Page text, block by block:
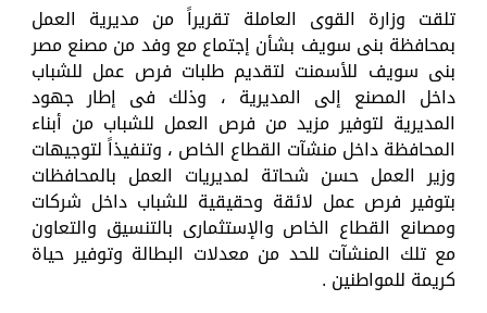
تلقت وزارة القوى العاملة تقريراً من مديرية العمل
بمحافظة بنى سويف بشأن إجتماع مع وفد من مصنع مصر
بنى سويف للأسمنت لتقديم طلبات فرص عمل للشباب
داخل المصنع إلى المديرية ، وذلك فى إطار جهود
المديرية لتوفير مزيد من فرص العمل للشباب من أبناء
المحافظة داخل منشآت القطاع الخاص ، وتنفيذاً لتوجيهات
وزير العمل حسن شحاتة لمديريات العمل بالمحافظات
بتوفير فرص عمل لائقة وحقيقية للشباب داخل شركات
ومصانع القطاع الخاص والإستثمارى بالتنسيق والتعاون
مع تلك المنشآت للحد من معدلات البطالة وتوفير حياة
كريمة للمواطنين .